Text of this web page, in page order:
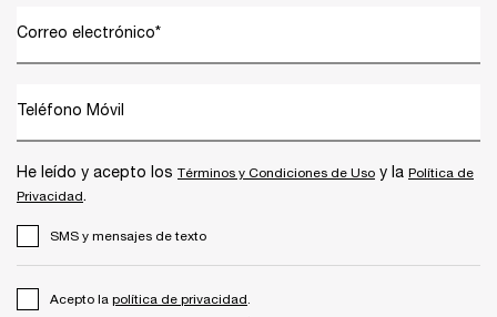
Correo electrónico*
Teléfono Móvil
He leído y acepto los Términos y Condiciones de Uso y la Política de
Privacidad.
SMS y mensajes de texto
Acepto la política de privacidad.